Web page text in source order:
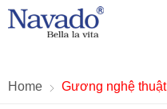
Home Gương nghệ thuật